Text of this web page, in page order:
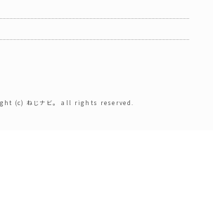
(c) ねじナビ。 all rights reserved.